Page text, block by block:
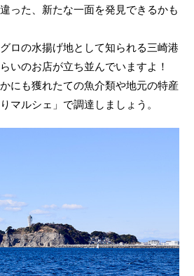
った、新たな一面を発見できるかも
ロの水揚げ地として知られる三崎港
いのお店が立ち並んでいますよ！
にも獲れたての魚介類や地元の特産
マルシェ」で調達しましょう。